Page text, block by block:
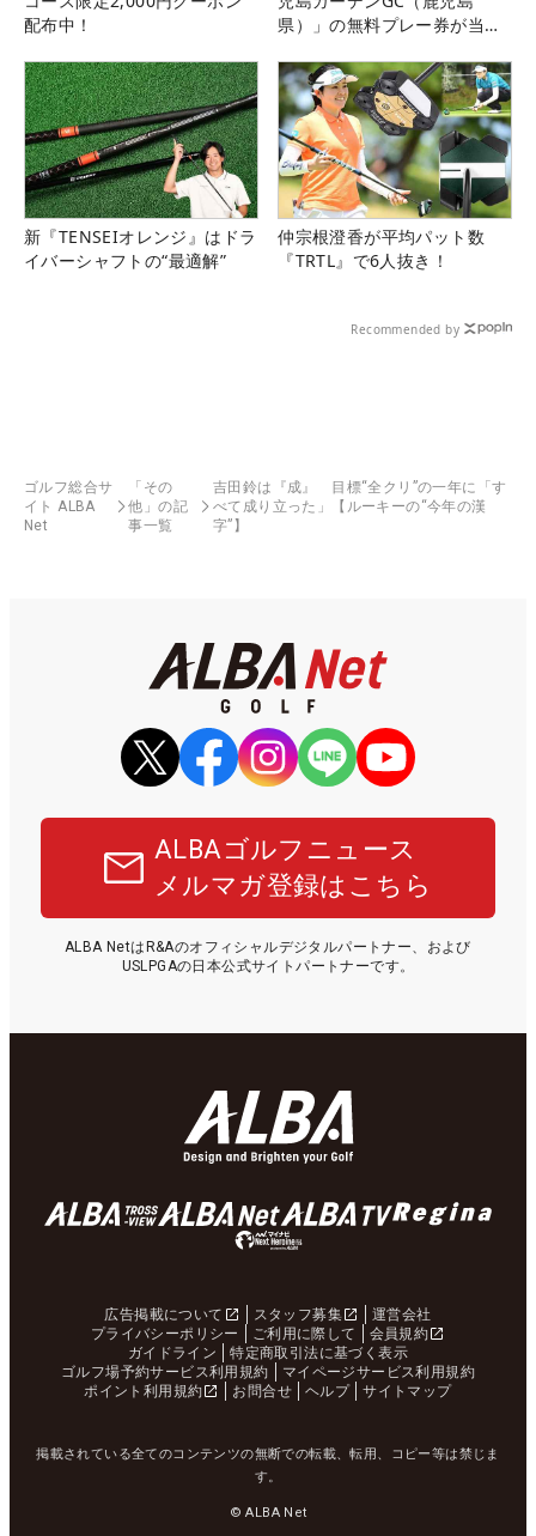
配布中！
県）」の無料プレー券が当た
新『TENSEIオレンジ』はドラ
イバーシャフトの“最適解”
仲宗根澄香が平均パット数
『TRTL』で6人抜き！
Recommended by
ゴルフ総合サ
イト ALBA
Net
「その
他」の記
事一覧
吉田鈴は『成』 目標“全クリ”の一年に「す
べて成り立った」【ルーキーの“今年の漢
字”】
ALBAゴルフニュース
メルマガ登録はこちら
ALBA NetはR&Aのオフィシャルデジタルパートナー、および
USLPGAの日本公式サイトパートナーです。
広告掲載について スタッフ募集
運営会社
プライバシーポリシー
ご利用に際して
会員規約
ガイドライン
特定商取引法に基づく表示
ゴルフ場予約サービス利用規約
マイページサービス利用規約
ポイント利用規約
お問合せ ヘルプ サイトマップ
掲載されている全てのコンテンツの無断での転載、転用、コピー等は禁じま
す。
© ALBA Net